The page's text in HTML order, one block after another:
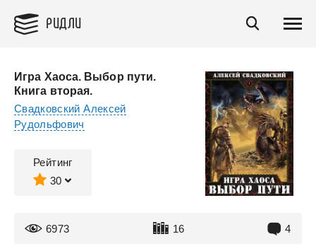
РИДЛИ
Игра Хаоса. Выбор пути.
Книга вторая.
Свадковский Алексей
Рудольфович
Рейтинг
30
6973 16 4